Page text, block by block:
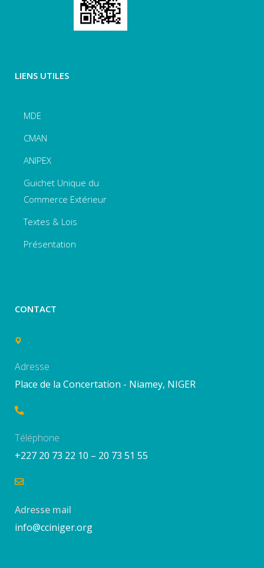
LIENS UTILES
MDE
CMAN
ANIPEX
Guichet Unique du
Commerce Extérieur
Textes & Lois
Présentation
CONTACT
Adresse
Place de la Concertation - Niamey, NIGER
Téléphone
+227 20 73 22 10 – 20 73 51 55
Adresse mail
info@cciniger.org